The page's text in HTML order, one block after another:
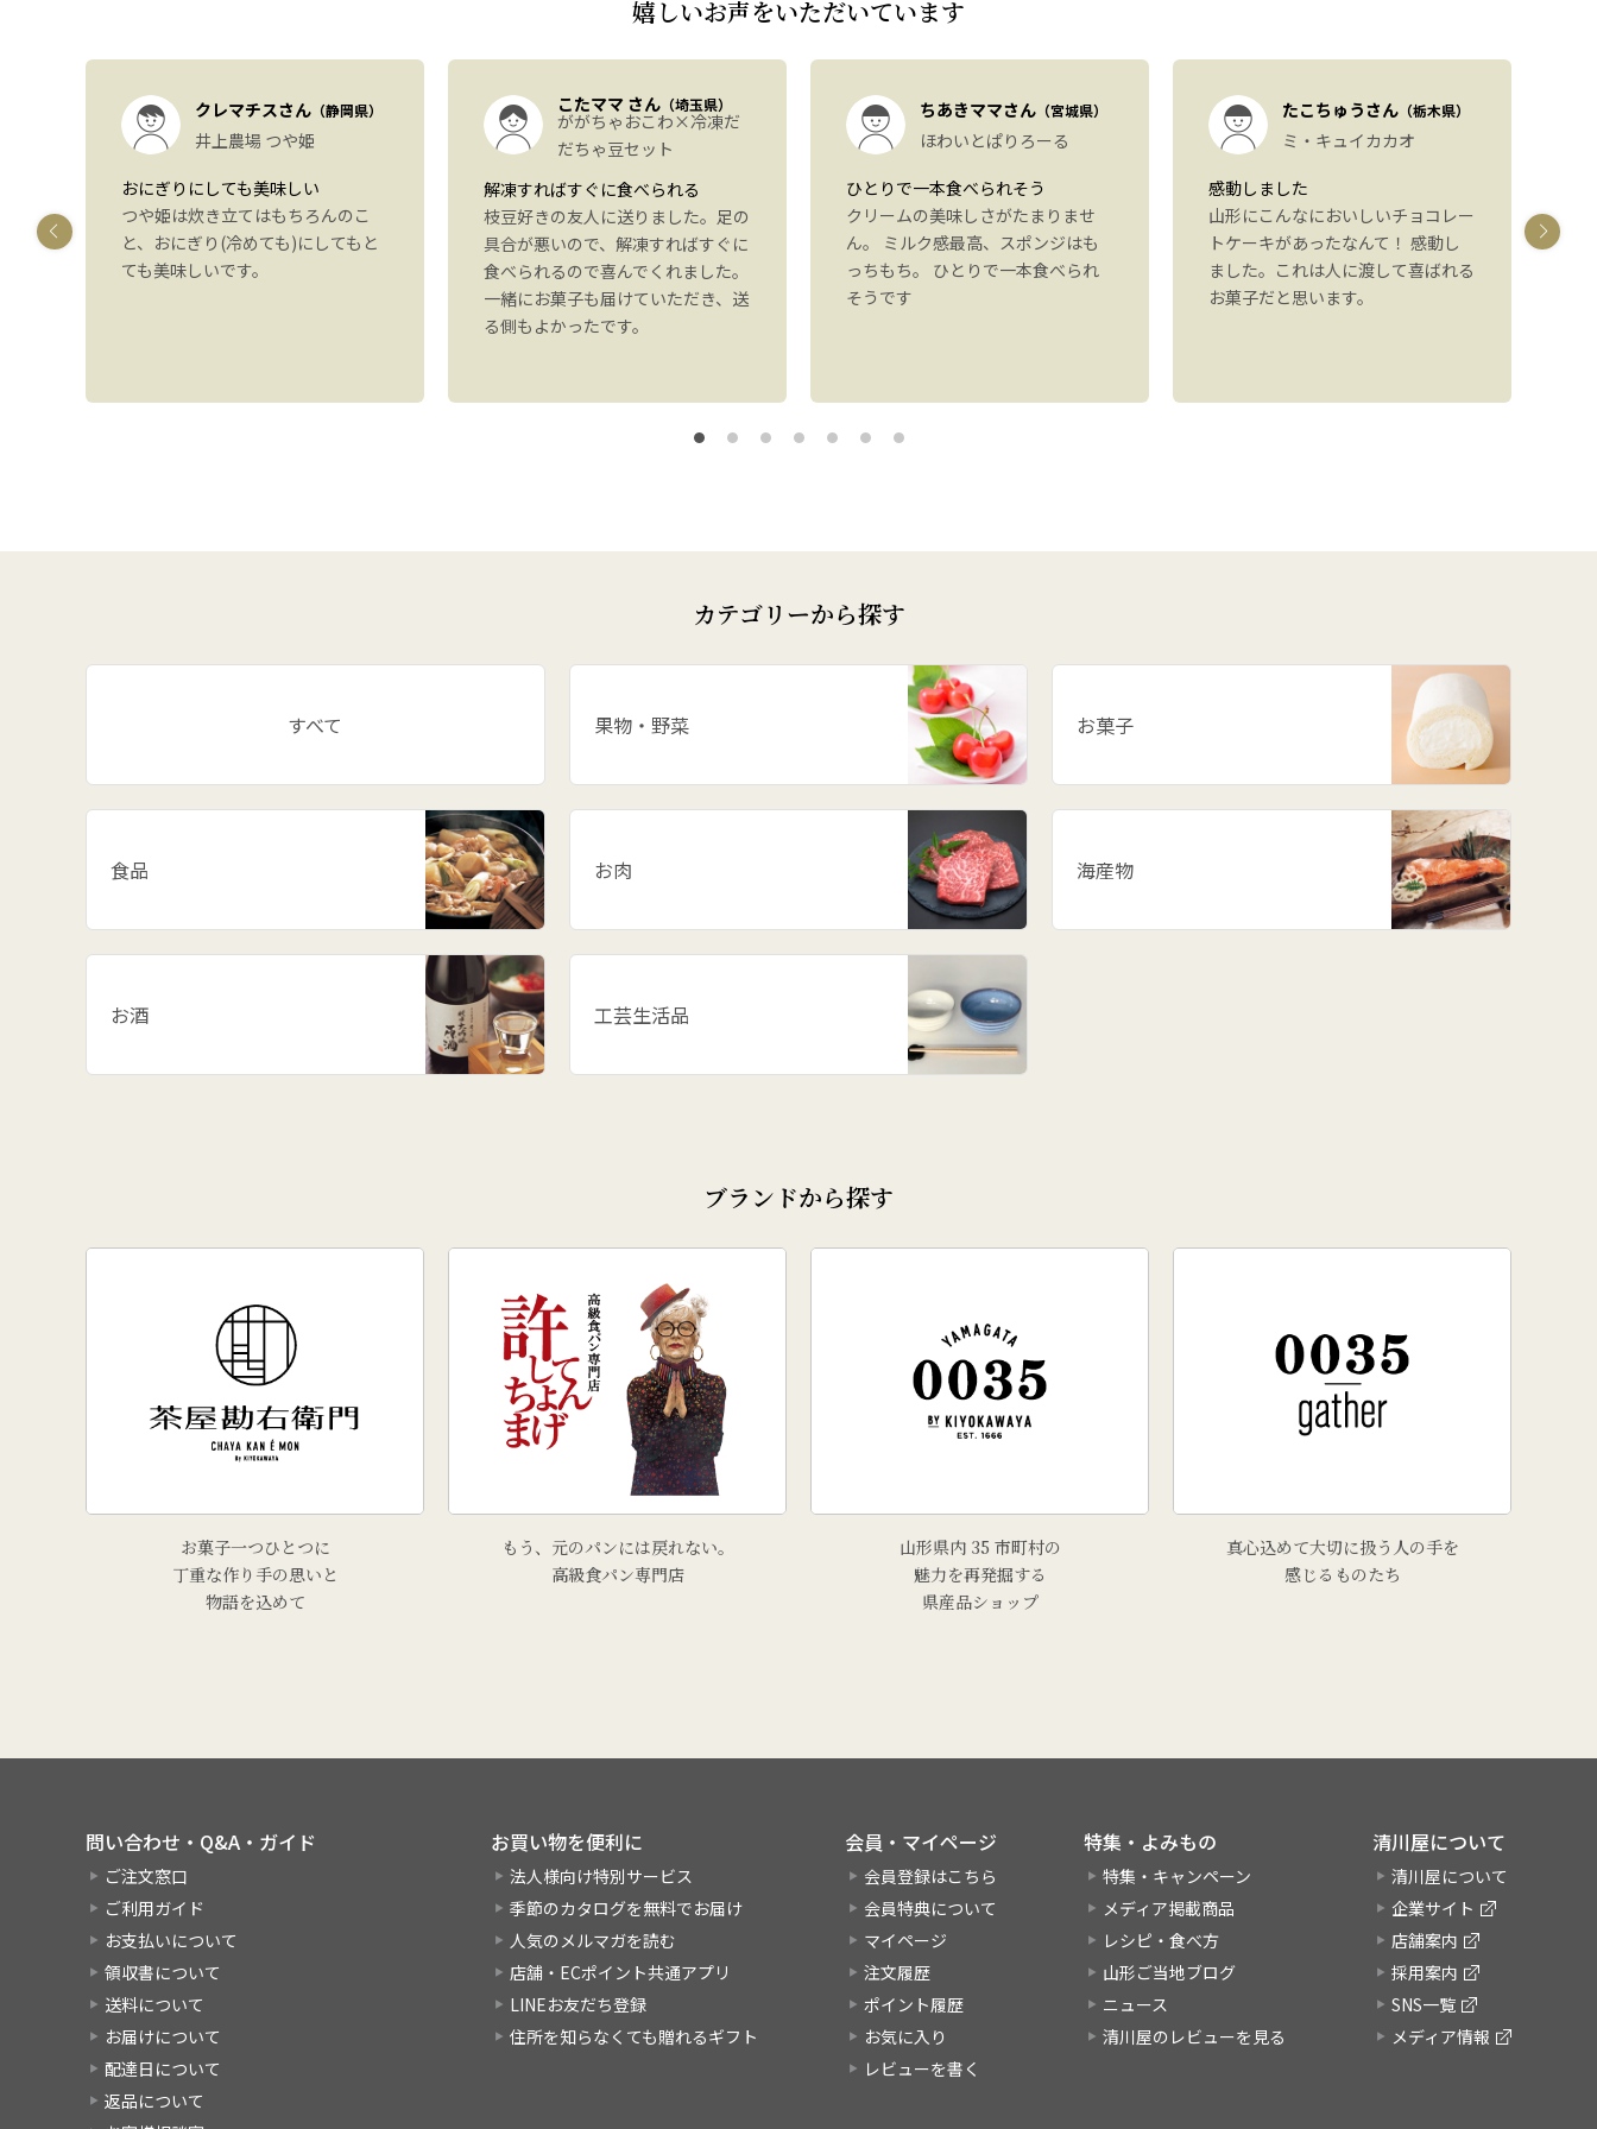
嬉しいお声をいただいています
クレマチスさん （静岡県）
井上農場 つや姫
おにぎりにしても美味しい
つや姫は炊き立てはもちろんのこ
と、おにぎり(冷めても)にしてもと
ても美味しいです。
こたママ さん （埼玉県）
ががちゃおこわ×冷凍だ
だちゃ豆セット
解凍すればすぐに食べられる
枝豆好きの友人に送りました。足の
具合が悪いので、解凍すればすぐに
食べられるので喜んでくれました。
一緒にお菓子も届けていただき、送
る側もよかったです。
ちあきママさん （宮城県）
ほわいとぱりろーる
ひとりで一本食べられそう
クリームの美味しさがたまりませ
ん。 ミルク感最高、スポンジはも
っちもち。 ひとりで一本食べられ
そうです
たこちゅうさん （栃木県）
ミ・キュイカカオ
感動しました
山形にこんなにおいしいチョコレー
トケーキがあったなんて！ 感動し
ました。これは人に渡して喜ばれる
お菓子だと思います。
カテゴリーから探す
すべて 果物・野菜 お菓子
食品 お肉 海産物
お酒 工芸生活品
ブランドから探す
お菓子一つひとつに
丁重な作り手の思いと
物語を込めて
もう、元のパンには戻れない。
高級食パン専門店
山形県内 35 市町村の
魅力を再発掘する
県産品ショップ
真心込めて大切に扱う人の手を
感じるものたち
問い合わせ・Q&A・ガイド
ご注文窓口
ご利用ガイド
お支払いについて
領収書について
送料について
お届けについて
配達日について
返品について
お買い物を便利に
法人様向け特別サービス
季節のカタログを無料でお届け
人気のメルマガを読む
店舗・ECポイント共通アプリ
LINEお友だち登録
住所を知らなくても贈れるギフト
会員・マイページ
会員登録はこちら
会員特典について
マイページ
注文履歴
ポイント履歴
お気に入り
レビューを書く
特集・よみもの
特集・キャンペーン
メディア掲載商品
レシピ・食べ方
山形ご当地ブログ
ニュース
清川屋のレビューを見る
清川屋について
清川屋について
企業サイト
店舗案内
採用案内
SNS一覧
メディア情報